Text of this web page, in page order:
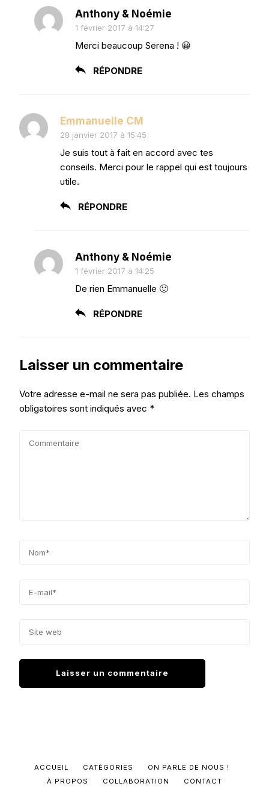
Anthony & Noémie
1 février 2017 à 14:27
Merci beaucoup Serena ! 😀
RÉPONDRE
Emmanuelle CM
28 janvier 2017 à 15:45
Je suis tout à fait en accord avec tes
conseils. Merci pour le rappel qui est toujours
utile.
RÉPONDRE
Anthony & Noémie
1 février 2017 à 14:25
De rien Emmanuelle 🙂
RÉPONDRE
Laisser un commentaire
Votre adresse e-mail ne sera pas publiée. Les champs
obligatoires sont indiqués avec *
ACCUEIL CATÉGORIES
ON PARLE DE NOUS !
À PROPOS
COLLABORATION CONTACT